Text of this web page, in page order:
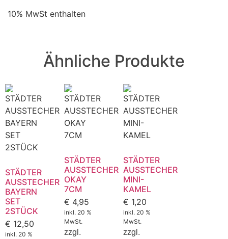
10% MwSt enthalten
Ähnliche Produkte
STÄDTER
AUSSTECHER
BAYERN
SET
2STÜCK
€ 12,50
inkl. 20 %
STÄDTER
AUSSTECHER
OKAY
7CM
€ 4,95
inkl. 20 %
MwSt.
zzgl.
STÄDTER
AUSSTECHER
MINI-
KAMEL
€ 1,20
inkl. 20 %
MwSt.
zzgl.